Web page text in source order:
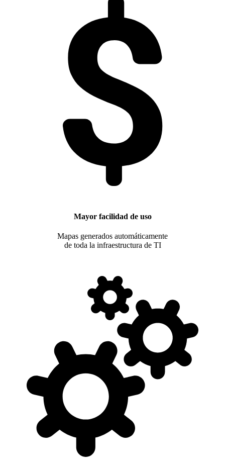
Mayor facilidad de uso
Mapas generados automáticamente
de toda la infraestructura de TI